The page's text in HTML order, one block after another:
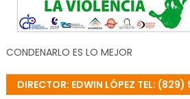
CONDENARLO ES LO MEJOR
DIRECTOR: EDWIN LÓPEZ TEL: